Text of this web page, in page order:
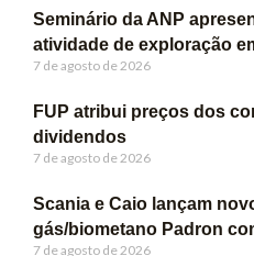
Seminário da ANP
atividade de exploração
7 de agosto de 2026
FUP atribui preços dos
dividendos
7 de agosto de 2026
Scania e Caio lançam
gás/biometano Padron
7 de agosto de 2026